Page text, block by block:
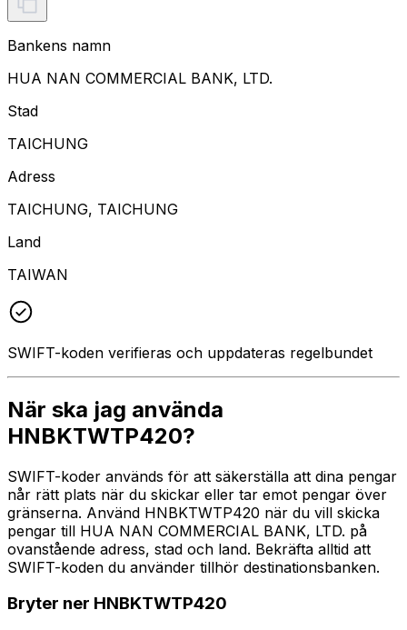
Bankens namn
HUA NAN COMMERCIAL BANK, LTD.
Stad
TAICHUNG
Adress
TAICHUNG, TAICHUNG
Land
TAIWAN
SWIFT-koden verifieras och uppdateras regelbundet
När ska jag använda
HNBKTWTP420?
SWIFT-koder används för att säkerställa att dina pengar
når rätt plats när du skickar eller tar emot pengar över
gränserna. Använd HNBKTWTP420 när du vill skicka
pengar till HUA NAN COMMERCIAL BANK, LTD. på
ovanstående adress, stad och land. Bekräfta alltid att
SWIFT-koden du använder tillhör destinationsbanken.
Bryter ner HNBKTWTP420